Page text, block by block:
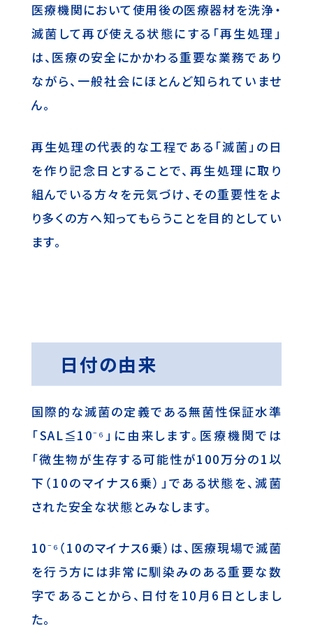
医療機関において使用後の医療器材を洗浄・
滅菌して再び使える状態にする「再生処理」
は、医療の安全にかかわる重要な業務であり
ながら、一般社会にほとんど知られていませ
ん。
再生処理の代表的な工程である「滅菌」の日
を作り記念日とすることで、再生処理に取り
組んでいる方々を元気づけ、その重要性をよ
り多くの方へ知ってもらうことを目的としてい
ます。
日付の由来
国際的な滅菌の定義である無菌性保証水準
「SAL≦10⁻⁶」に由来します。医療機関では
「微生物が生存する可能性が100万分の1以
下（10のマイナス6乗）」である状態を、滅菌
された安全な状態とみなします。
10⁻⁶（10のマイナス6乗）は、医療現場で滅菌
を行う方には非常に馴染みのある重要な数
字であることから、日付を10月6日としまし
た。